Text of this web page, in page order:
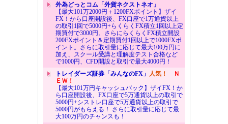
外為どっとコム「外貨ネクストネオ」
【最大101万2000円＋1200FXポイント】ザイ
FX！から口座開設後、FX口座で1万通貨以上
の取引1回で5000円+らくらくFX積立1回以上定
期買付で3000円。さらにらくらくFX積立開設
200FXポイント＆定期買付1回以上で1000FXポ
イント。さらに取引量に応じて最大100万円に
加え、スクール受講と理解度テスト合格など
で1000円、CFD開設と取引で最大4000円！
トレイダーズ証券「みんなのFX」 人気！
Ｎ
ＥＷ！
【最大101万円キャッシュバック】ザイFX！か
ら口座開設後、FX口座で5万通貨以上の取引で
5000円+シストレ口座で5万通貨以上の取引で
5000円がもらえる！ さらに取引量に応じて最
大100万円のチャンスも！